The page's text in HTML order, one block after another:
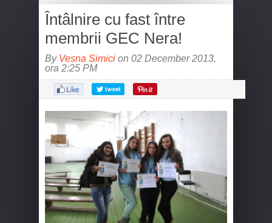
Întâlnire cu fast între
membrii GEC Nera!
By Vesna Simici on 02 December 2013,
ora 2:25 PM